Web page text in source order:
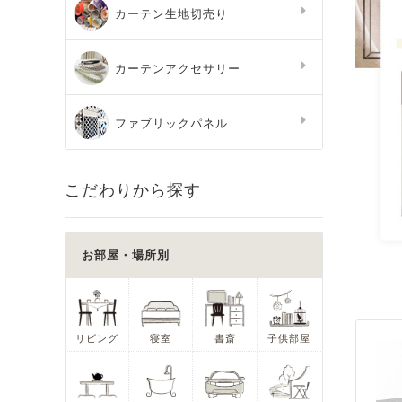
カーテン生地切売り
カーテンアクセサリー
ファブリックパネル
こだわりから探す
お部屋・場所別
リビング 寝室 書斎 子供部屋